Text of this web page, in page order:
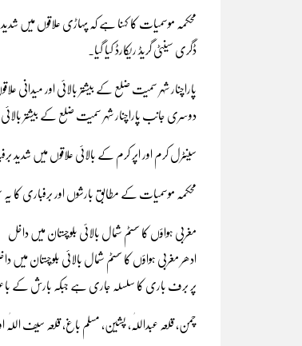
ڈگری سینٹی گریڈ ریکارڈ کیا گیا۔
پاراچنار شہر سمیت ضلع کے بیشتر بالائی اور میدانی
دوسری جانب پاراچنار شہر سمیت ضلع کے بیشتر
سینٹرل کرم اور اپر کرم کے بالائی علاقوں میں شدید
محکمہ موسمیات کے مطابق بارشوں اور برفباری کا
مغربی ہواؤں کا سسٹم شمال بالائی بلوچستان میں داخل
ادھر مغربی ہواؤں کا سسٹم شمال بالائی بلوچستان
پر برف باری کا سلسلہ جاری ہے جبکہ بارش کے
چمن، قلعہ عبداللّٰہ، پشین، مسلم باغ، قلعہ سیف